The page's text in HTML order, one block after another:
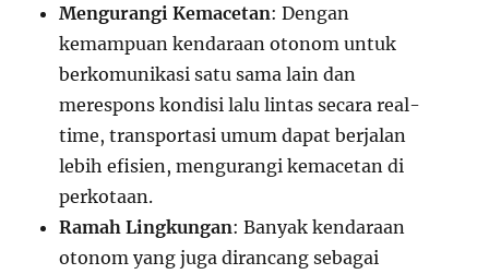
Mengurangi Kemacetan: Dengan
kemampuan kendaraan otonom untuk
berkomunikasi satu sama lain dan
merespons kondisi lalu lintas secara real-
time, transportasi umum dapat berjalan
lebih efisien, mengurangi kemacetan di
perkotaan.
Ramah Lingkungan: Banyak kendaraan
otonom yang juga dirancang sebagai